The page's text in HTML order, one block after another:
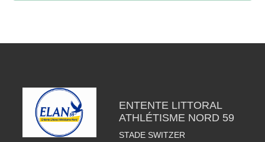
ENTENTE LITTORAL
ATHLÉTISME NORD 59
STADE SWITZER